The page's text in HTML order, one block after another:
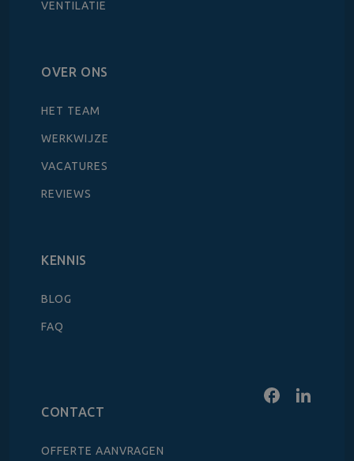
VENTILATIE
OVER ONS
HET TEAM
WERKWIJZE
VACATURES
REVIEWS
KENNIS
BLOG
FAQ
CONTACT
OFFERTE AANVRAGEN